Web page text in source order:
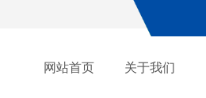
网站首页 关于我们